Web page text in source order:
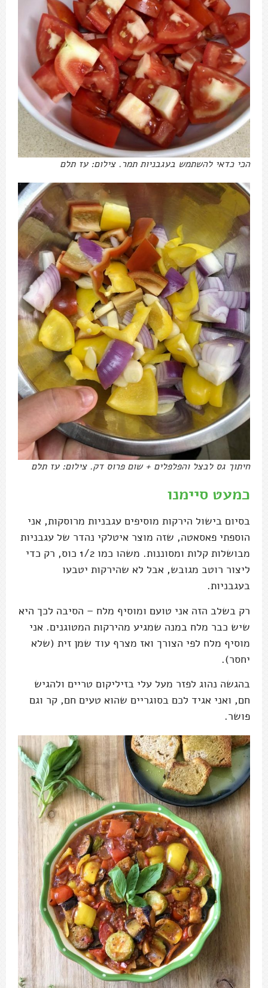
הכי כדאי להשתמש בעגבניות תמר. צילום: עז תלם
חיתוך גס לבצל והפלפלים + שום פרוס דק. צילום: עז תלם
כמעט סיימנו
בסיום בישול הירקות מוסיפים עגבניות מרוסקות, אני
הוספתי פאסאטה, שזה מוצר איטלקי נהדר של עגבניות
מבושלות קלות ומסוננות. משהו כמו 1/2 כוס, רק כדי
ליצור רוטב מגובש, אבל לא שהירקות יטבעו
בעגבניות.
רק בשלב הזה אני טועם ומוסיף מלח – הסיבה לכך היא
שיש כבר מלח במנה שמגיע מהירקות המטוגנים. אני
מוסיף מלח לפי הצורך ואז מצרף עוד שמן זית (שלא
יחסר).
בהגשה נהוג לפזר מעל עלי בזיליקום טריים ולהגיש
חם, ואני אגיד לכם בסוגריים שהוא טעים חם, קר וגם
פושר.